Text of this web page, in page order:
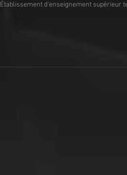
Établissement d'enseignement supérieur